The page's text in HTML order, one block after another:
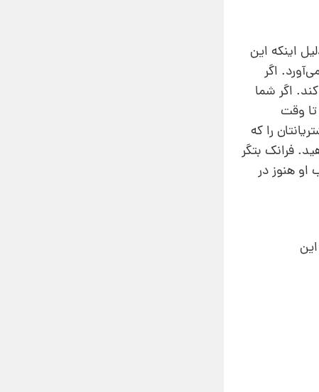
به دست می‌آید. دلیل اینکه این
اگر
کار کند. اگر شما
تا وقت
در هر ساعت افزایش می‌یافت. اگر شما خصوصیات ۲۰% از مشتریانتان را که
فرانک بتگر
او هنوز در